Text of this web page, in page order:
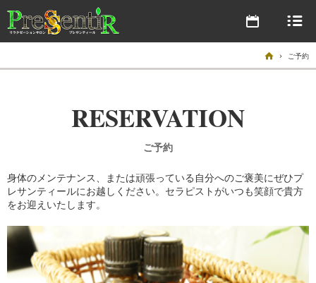
ABOUT
はじめに
MENU
RESERVATION
ご予約
ホームご予約
RESERVATION
ご予約
身体のメンテナンス、または頑張っている自分へのご褒美にぜひプ
レサンティールにお越しください。セラピストがいつも笑顔で貴方
をお迎えいたします。
(営業時間 10:00～22:00)
03-3446-6378
予約状況
(営業時間 10:00～22:00)
予約状況
赤坂店
(営業時間 10:00～22:00)
03-6322-1982